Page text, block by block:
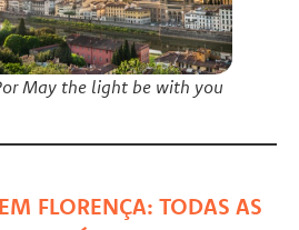
May the light be with you
FLORENÇA: TODAS AS